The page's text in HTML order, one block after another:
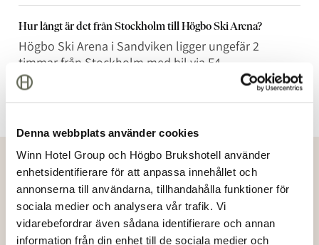
Denna webbplats använder cookies
Winn Hotel Group och Högbo Brukshotell använder
enhetsidentifierare för att anpassa innehållet och
annonserna till användarna, tillhandahålla funktioner för
sociala medier och analysera vår trafik. Vi
vidarebefordrar även sådana identifierare och annan
information från din enhet till de sociala medier och
Hur långt är det från Stockholm till Högbo Ski Arena?
Högbo Ski Arena i Sandviken ligger ungefär 2
timmar från Stockholm med bil via E4.
Fler inlägg
After-